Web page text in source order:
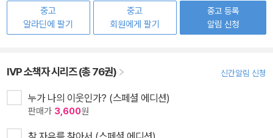
중고
알라딘에 팔기
중고
회원에게 팔기
중고 등록
알림 신청
IVP 소책자 시리즈 (총 76권) 신간알림 신청
누가 나의 이웃인가? (스페셜 에디션)
판매가 3,600원